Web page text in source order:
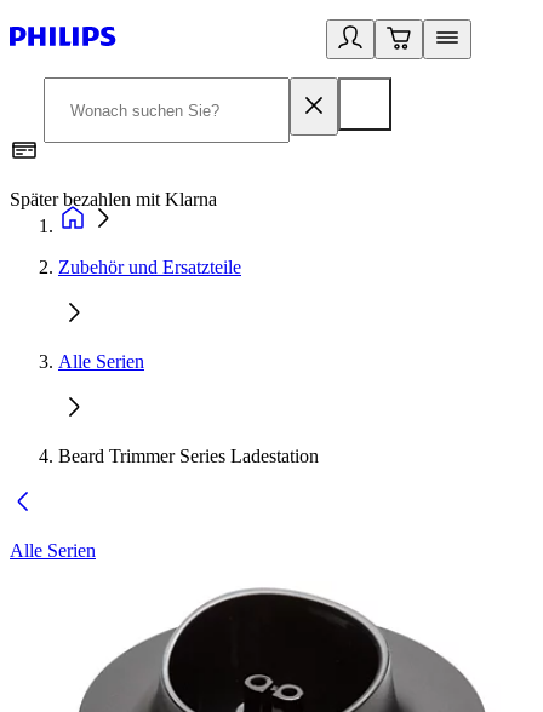
Später bezahlen mit Klarna
Zubehör und Ersatzteile
Alle Serien
Beard Trimmer Series Ladestation
Alle Serien